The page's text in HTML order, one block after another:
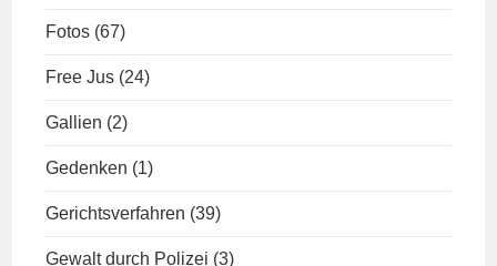
Fotos (67)
Free Jus (24)
Gallien (2)
Gedenken (1)
Gerichtsverfahren (39)
Gewalt durch Polizei (3)